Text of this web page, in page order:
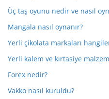
Üç taş oyunu nedir ve nasıl
Mangala nasıl oynanır?
Yerli çikolata markaları
Yerli kalem ve kırtasiye
Forex nedir?
Vakko nasıl kuruldu?